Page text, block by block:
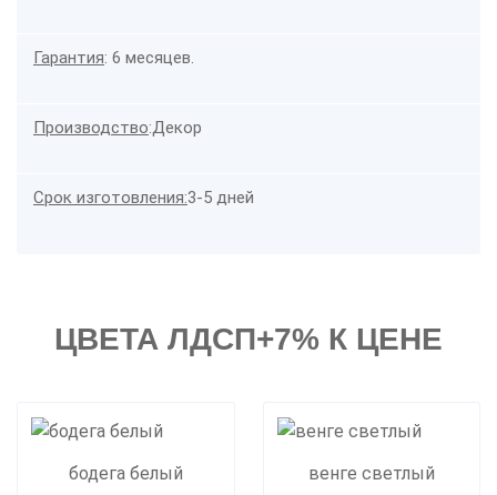
Гарантия: 6 месяцев.
Производство:Декор
Срок изготовления:3-5 дней
ЦВЕТА ЛДСП+7% К ЦЕНЕ
бодега белый венге светлый